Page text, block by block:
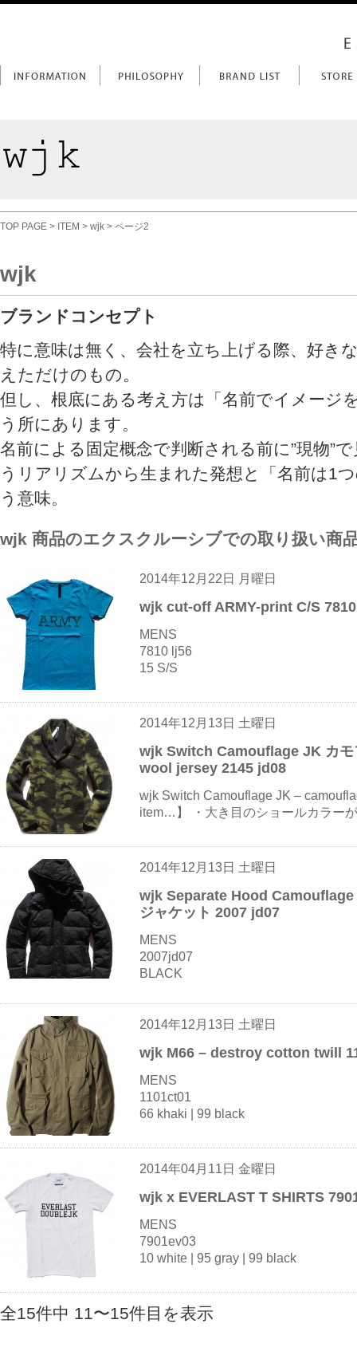
TOP PAGE > ITEM > wjk > ページ2
wjk
ブランドコンセプト
特に意味は無く、会社を立ち上げる際、好き
えただけのもの。
但し、根底にある考え方は「名前でイメージ
う所にあります。
名前による固定概念で判断される前に”現物”
うリアリズムから生まれた発想と「名前は1
う意味。
wjk 商品のエクスクルーシブでの取り扱い商
2014年12月22日 月曜日
wjk cut-off ARMY-print C/S
MENS
7810 lj56
15 S/S
2014年12月13日 土曜日
wjk Switch Camouflage JK カ
wool jersey 2145 jd08
wjk Switch Camouflage JK –
item…】 ・大き目のショールカラー
2014年12月13日 土曜日
wjk Separate Hood
ジャケット 2007 jd07
MENS
2007jd07
BLACK
2014年12月13日 土曜日
wjk M66 – destroy cotton twill
MENS
1101ct01
66 khaki | 99 black
2014年04月11日 金曜日
wjk x EVERLAST T SHIRTS
MENS
7901ev03
10 white | 95 gray | 99 black
全15件中 11〜15件目を表示